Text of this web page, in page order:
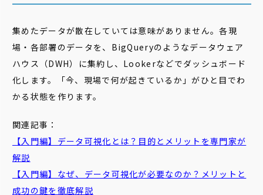
集めたデータが散在していては意味がありません。各現
場・各部署のデータを、BigQueryのようなデータウェア
ハウス（DWH）に集約し、Lookerなどでダッシュボード
化します。「今、現場で何が起きているか」がひと目でわ
かる状態を作ります。
関連記事：
【入門編】データ可視化とは？目的とメリットを専門家が
解説
【入門編】なぜ、データ可視化が必要なのか？メリットと
成功の鍵を徹底解説